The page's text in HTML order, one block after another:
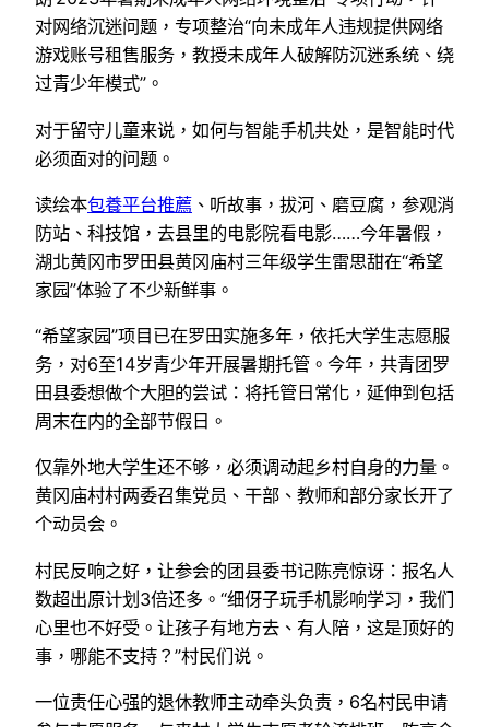
对网络沉迷问题，专项整治“向未成年人违规提供网络
游戏账号租售服务，教授未成年人破解防沉迷系统、绕
过青少年模式”。
对于留守儿童来说，如何与智能手机共处，是智能时代
必须面对的问题。
读绘本包養平台推薦 、听故事，拔河、磨豆腐，参观消
防站、科技馆，去县里的电影院看电影……今年暑假，
湖北黄冈市罗田县黄冈庙村三年级学生雷思甜在“希望
家园”体验了不少新鲜事。
“希望家园”项目已在罗田实施多年，依托大学生志愿服
务，对6至14岁青少年开展暑期托管。今年，共青团罗
田县委想做个大胆的尝试：将托管日常化，延伸到包括
周末在内的全部节假日。
仅靠外地大学生还不够，必须调动起乡村自身的力量。
黄冈庙村村两委召集党员、干部、教师和部分家长开了
个动员会。
村民反响之好，让参会的团县委书记陈亮惊讶：报名人
数超出原计划3倍还多。“细伢子玩手机影响学习，我们
心里也不好受。让孩子有地方去、有人陪，这是顶好的
事，哪能不支持？”村民们说。
一位责任心强的退休教师主动牵头负责，6名村民申请